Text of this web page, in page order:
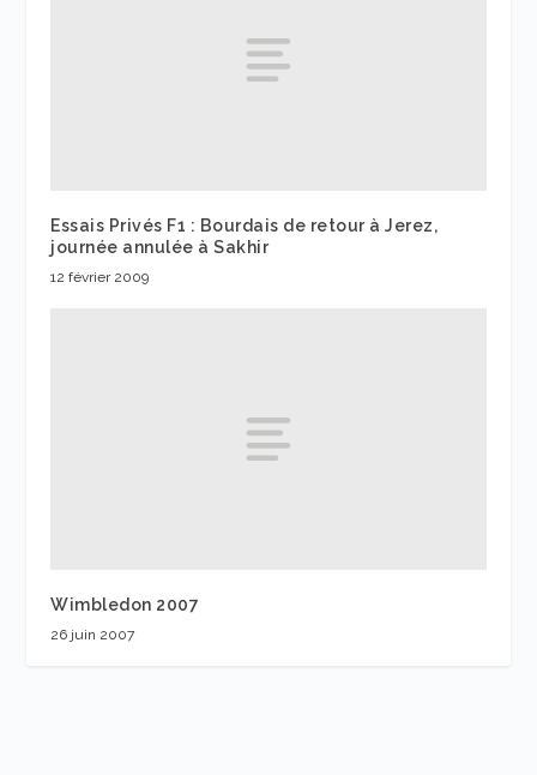
Essais Privés F1 : Bourdais de retour à Jerez,
journée annulée à Sakhir
12 février 2009
Wimbledon 2007
26 juin 2007